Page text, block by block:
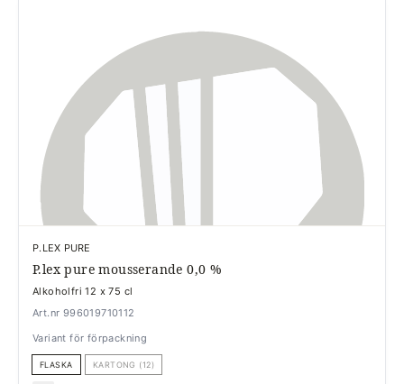
P.LEX PURE
P.lex pure mousserande 0,0 %
Alkoholfri 12 x 75 cl
Art.nr 996019710112
Variant för förpackning
FLASKA KARTONG (12)